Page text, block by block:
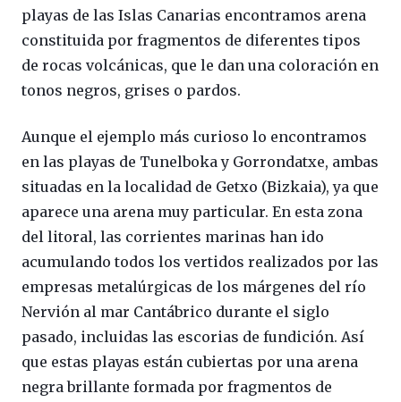
playas de las Islas Canarias encontramos arena
constituida por fragmentos de diferentes tipos
de rocas volcánicas, que le dan una coloración en
tonos negros, grises o pardos.
Aunque el ejemplo más curioso lo encontramos
en las playas de Tunelboka y Gorrondatxe, ambas
situadas en la localidad de Getxo (Bizkaia), ya que
aparece una arena muy particular. En esta zona
del litoral, las corrientes marinas han ido
acumulando todos los vertidos realizados por las
empresas metalúrgicas de los márgenes del río
Nervión al mar Cantábrico durante el siglo
pasado, incluidas las escorias de fundición. Así
que estas playas están cubiertas por una arena
negra brillante formada por fragmentos de